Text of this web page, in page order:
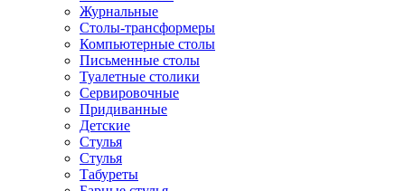
Журнальные
Столы-трансформеры
Компьютерные столы
Письменные столы
Туалетные столики
Сервировочные
Придиванные
Детские
Стулья
Стулья
Табуреты